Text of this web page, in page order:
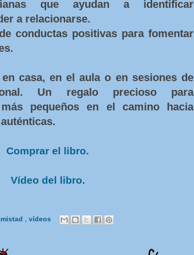
que ayudan a identificar
a relacionarse.
conductas positivas para fomentar
casa, en el aula o en sesiones de
Un regalo precioso para
pequeños en el camino hacia
Comprar el libro.
Vídeo del libro.
, vídeos